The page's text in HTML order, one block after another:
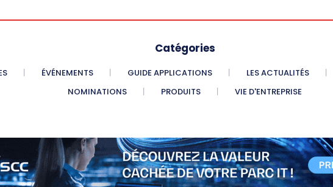
Catégories
ÉVÉNEMENTS GUIDE APPLICATIONS LES ACTUALITÉS
NOMINATIONS
PRODUITS VIE D'ENTREPRISE